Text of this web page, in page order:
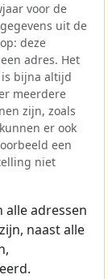
voor de
uit de
deze
adres. Het
bijna altijd
meerdere
zijn, zoals
er ook
een
niet
alle adressen
naast alle